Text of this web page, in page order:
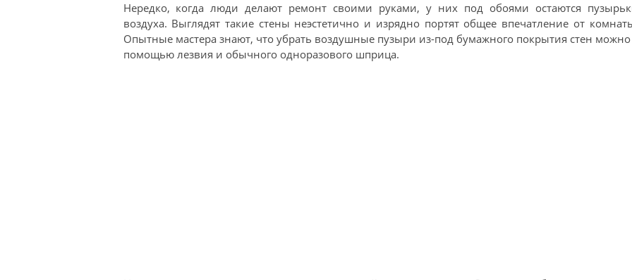
Нередко, когда люди делают ремонт своими руками, у них под обоями остаются
воздуха. Выглядят такие стены неэстетично и изрядно портят общее впечатление от
Опытные мастера знают, что убрать воздушные пузыри из-под бумажного покрытия стен можно
помощью лезвия и обычного одноразового шприца.